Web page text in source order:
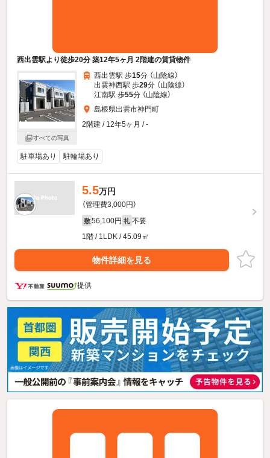
西出雲駅より徒歩20分 築12年5ヶ月 2階建の賃貸物件
すべての写真
西出雲駅 歩15分 （山陰線）
出雲神西駅 歩29分 （山陰線）
江南駅 歩55分 （山陰線）
島根県出雲市神門町
2階建 / 12年5ヶ月 / -
駐車場あり 駐輪場あり
5.5万円
（管理費3,000円）
敷 56,100円 礼 不要
1階 / 1LDK / 45.09㎡
物件詳細を見る
提供